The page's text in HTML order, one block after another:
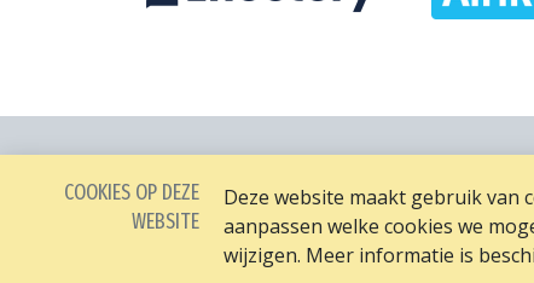
COOKIES OP DEZE
WEBSITE
Deze website maakt gebruik van
aanpassen welke cookies we
wijzigen. Meer informatie is